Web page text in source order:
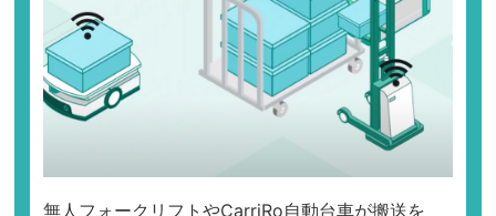
無人フォークリフトやCarriRo自動台車が搬送を